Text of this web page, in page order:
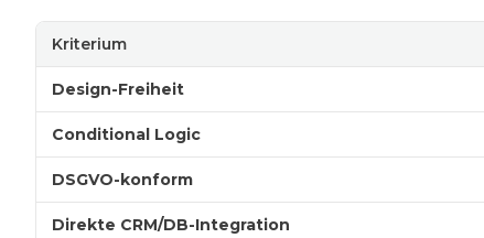
Kriterium
Design-Freiheit
Conditional Logic
DSGVO-konform
Direkte CRM/DB-Integration